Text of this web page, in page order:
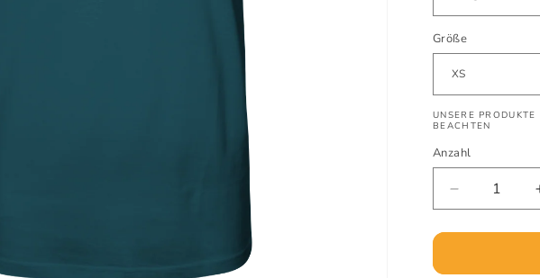
Größe
UNSERE
BEACHTEN
Anzahl
Verringere
die
Menge